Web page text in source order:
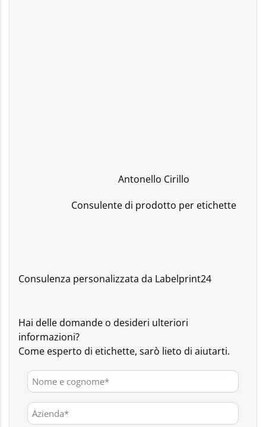
Antonello Cirillo
Consulente di prodotto per etichette
Consulenza personalizzata da Labelprint24
Hai delle domande o desideri ulteriori
informazioni?
Come esperto di etichette, sarò lieto di aiutarti.